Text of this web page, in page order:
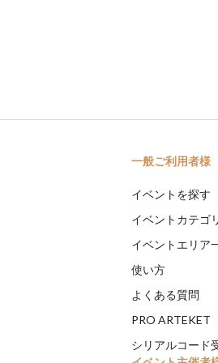
一般ご利用者様
イベントを探す
イベントカテゴ
イベントエリア
使い方
よくある質問
PRO ARTEKET
シリアルコード